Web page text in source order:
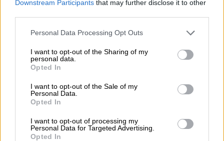
Downstream Participants that may further disclose it to other
Please note that this website/app uses one or more Google
not limited to your visit or usage behaviour. You may click to
grant or deny consent to Google and its third-party tags to
use your data for below specified purposes in below Google
consent section.
Personal Data Processing Opt Outs
I want to opt-out of the Sharing of my
personal data.
Opted In
I want to opt-out of the Sale of my
Personal Data.
Opted In
I want to opt-out of processing my
Personal Data for Targeted Advertising.
Opted In
προστασίας από τον ίδιο τον Προφήτη
Μωάμεθ. Υπογράμμισε ότι η βυζαντινή μονή,
που στεγάζει και μικρό τζαμί από την εποχή
μεταξύ Χριστιανών και Μουσουλμάνων και
καταφύγιο ελπίδας σε έναν κόσμο βυθισμένο
σε συγκρούσεις»